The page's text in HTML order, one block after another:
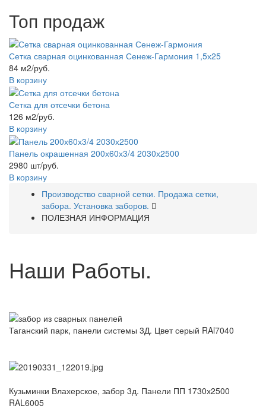
Топ продаж
Сетка сварная оцинкованная Сенеж-Гармония 1,5х25
84 м2/руб.
В корзину
Сетка для отсечки бетона
126 м2/руб.
В корзину
Панель окрашенная 200х60х3/4 2030х2500
2980 шт/руб.
В корзину
Производство сварной сетки. Продажа сетки,
забора. Установка заборов.
ПОЛЕЗНАЯ ИНФОРМАЦИЯ
Наши Работы.
Таганский парк, панели системы 3Д. Цвет серый RAl7040
Кузьминки Влахерское, забор 3д. Панели ПП 1730х2500
RAL6005